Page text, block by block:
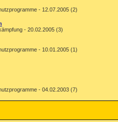
- 12.07.2005 (2)
- 20.02.2005 (3)
- 10.01.2005 (1)
- 04.02.2003 (7)